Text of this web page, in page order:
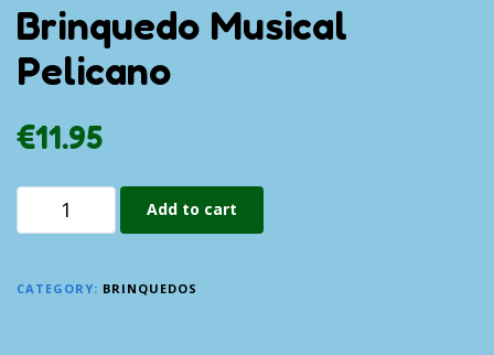
Brinquedo Musical
Pelicano
€11.95
Add to cart
CATEGORY: BRINQUEDOS